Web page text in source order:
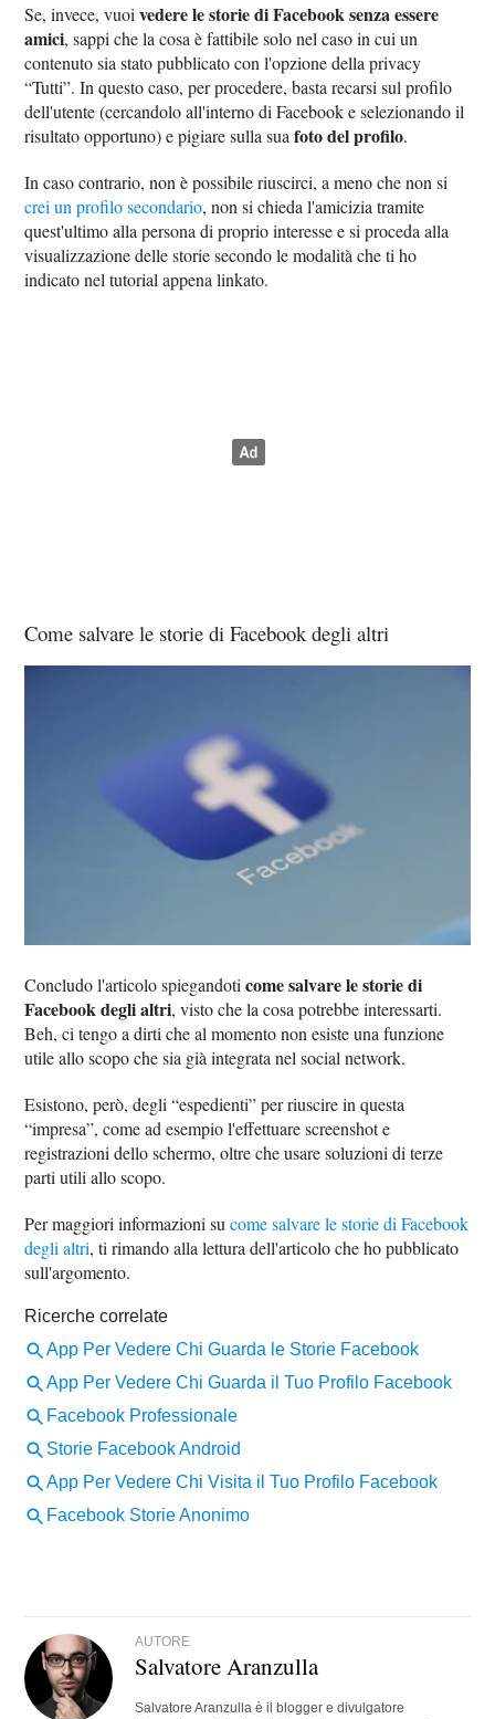
Se, invece, vuoivedere le storie di Facebook senza essere
amici, sappi che la cosa è fattibile solo nel caso in cui un
contenuto sia stato pubblicato con l'opzione della privacy
“Tutti”. In questo caso, per procedere, basta recarsi sul profilo
dell'utente (cercandolo all'interno di Facebook e selezionando il
risultato opportuno) e pigiare sulla suafoto del profilo.
In caso contrario, non è possibile riuscirci, a meno che non si
crei un profilo secondario, non si chieda l'amicizia tramite
quest'ultimo alla persona di proprio interesse e si proceda alla
visualizzazione delle storie secondo le modalità che ti ho
indicato nel tutorial appena linkato.
Come salvare le storie di Facebook degli altri
Concludo l'articolo spiegandoticome salvare le storie di
Facebook degli altri, visto che la cosa potrebbe interessarti.
Beh, ci tengo a dirti che al momento non esiste una funzione
utile allo scopo che sia già integrata nel social network.
Esistono, però, degli “espedienti” per riuscire in questa
“impresa”, come ad esempio l'effettuare screenshot e
registrazioni dello schermo, oltre che usare soluzioni di terze
parti utili allo scopo.
Per maggiori informazioni sucome salvare le storie di Facebook
degli altri, ti rimando alla lettura dell'articolo che ho pubblicato
sull'argomento.
AUTORE
Salvatore Aranzulla
Salvatore Aranzulla è il blogger e divulgatore